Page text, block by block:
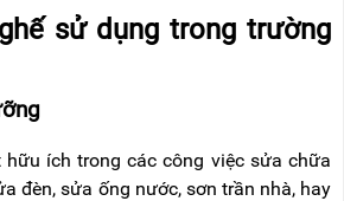
sử dụng trong trường
ích trong các công việc sửa chữa
đèn, sửa ống nước, sơn trần nhà, hay